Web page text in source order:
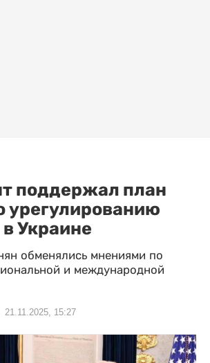
поддержал план
урегулированию
Украине
обменялись мнениями по
и международной
21.11.2025, 15:27